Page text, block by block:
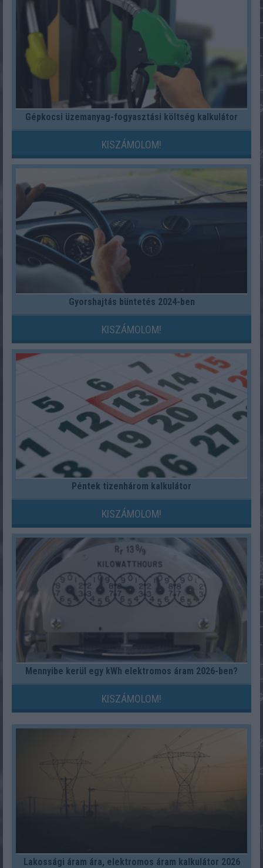
Gépkocsi üzemanyag-fogyasztási költség kalkulátor
KISZÁMOLOM!
Gyorshajtás büntetés 2024-ben
KISZÁMOLOM!
Péntek tizenhárom kalkulátor
KISZÁMOLOM!
Mennyibe kerül egy kWh elektromos áram 2026-ben?
KISZÁMOLOM!
Lakossági áram ára, elektromos áram kalkulátor 2026